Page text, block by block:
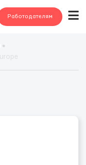
Работодателям